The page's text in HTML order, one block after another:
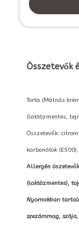
Összetevők
Torta (Málnás
(laktózmentes,
Összetevők:
karbonátok
Allergén
(laktózmentes),
Nyomokban
szezámmag,